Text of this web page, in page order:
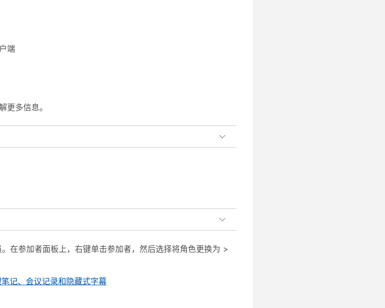
端
更多信息。
在参加者面板上，右键单击参加者，然后选择将角色更换为 >
记、会议记录和隐藏式字幕